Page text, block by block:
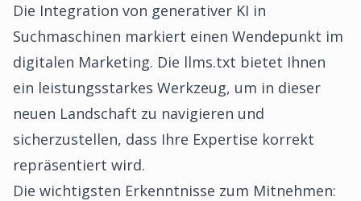
Die Integration von generativer KI in
Suchmaschinen markiert einen Wendepunkt im
digitalen Marketing. Die llms.txt bietet Ihnen
ein leistungsstarkes Werkzeug, um in dieser
neuen Landschaft zu navigieren und
sicherzustellen, dass Ihre Expertise korrekt
repräsentiert wird.
Die wichtigsten Erkenntnisse zum Mitnehmen: